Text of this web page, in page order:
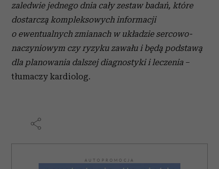
zaledwie jednego dnia cały zestaw badań, które
dostarczą kompleksowych informacji
o ewentualnych zmianach w układzie sercowo-
naczyniowym czy ryzyku zawału i będą podstawą
dla planowania dalszej diagnostyki i leczenia –
tłumaczy kardiolog.
AUTOPROMOCJA